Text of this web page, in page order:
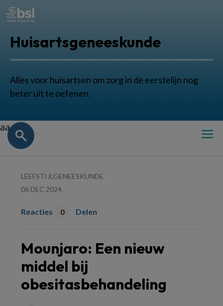
Huisartsgeneeskunde
Alles voor huisartsen om zorg in de eerstelijn nog
beter uit te oefenen.
aa
LEEFSTIJLGENEESKUNDE
06 DEC 2024
Reacties 0 Delen
Mounjaro: Een nieuw
middel bij
obesitasbehandeling